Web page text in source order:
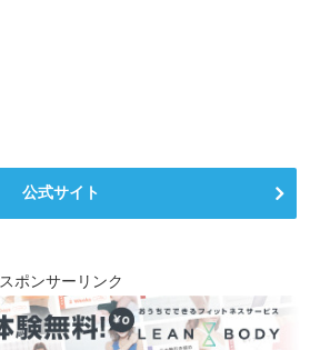
公式サイト
スポンサーリンク